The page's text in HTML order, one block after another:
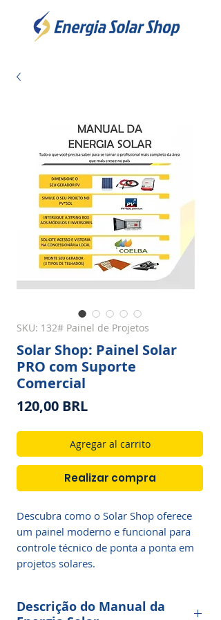
SKU: 132# Painel de Projetos
Solar Shop: Painel Solar
PRO com Suporte
Comercial
120,00 BRLPrecio
Agregar al carrito
Realizar compra
Descubra como o Solar Shop oferece
um painel moderno e funcional para
controle técnico de ponta a ponta em
projetos solares.
Descrição do Manual da